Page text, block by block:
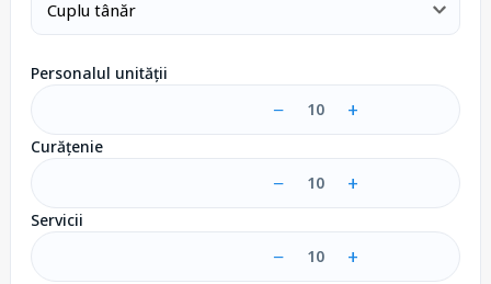
Personalul unității
− 10 +
Curățenie
− 10 +
Servicii
− 10 +